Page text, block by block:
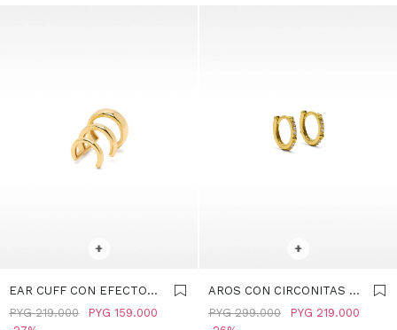
+
EAR CUFF CON EFECTO
MULTIAROS – PLATA DE
LEY 925 - DORADO
PYG 159.000
PYG 219.000
+
AROS CON CIRCONITAS -
PLATA DE LEY 925 -
DORADO
PYG 219.000
PYG 299.000